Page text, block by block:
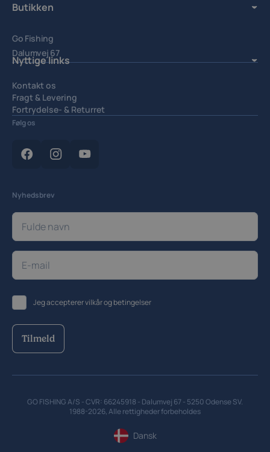
Butikken
Go Fishing
Dalumvej 67
5250 Odense SV.
Nyttige links
Kontakt os
Fragt & Levering
Fortrydelse- & Returret
Handelsbetingelser
Cookiepolitik
Cookieindstillinger
Følg os
Nyhedsbrev
Jeg accepterervilkår og betingelser
Tilmeld
GO FISHING A/S - CVR: 66245918 - Dalumvej 67 - 5250 Odense SV.
1988-2026, Alle rettigheder forbeholdes